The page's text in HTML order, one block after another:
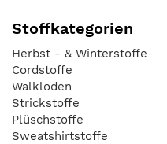
Stoffkategorien
Herbst - & Winterstoffe
Cordstoffe
Walkloden
Strickstoffe
Plüschstoffe
Sweatshirtstoffe